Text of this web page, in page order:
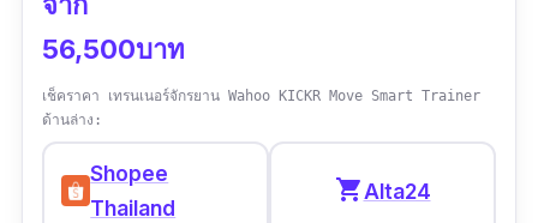
56,500บาท
เช็คราคา เทรนเนอร์จักรยาน Wahoo KICKR Move Smart Trainer
ด้านล่าง:
Shopee
Thailand
shopping_cartAlta24